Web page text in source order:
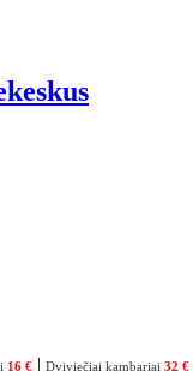
16 € | Dviviečiai kambariai 32 €